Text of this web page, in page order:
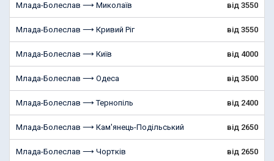
Млада-Болеслав ⟶ Миколаїв від 3550
Млада-Болеслав ⟶ Кривий Ріг від 3550
Млада-Болеслав ⟶ Київ від 4000
Млада-Болеслав ⟶ Одеса від 3500
Млада-Болеслав ⟶ Тернопіль від 2400
Млада-Болеслав ⟶ Кам'янець-Подільський від 2650
Млада-Болеслав ⟶ Чортків від 2650